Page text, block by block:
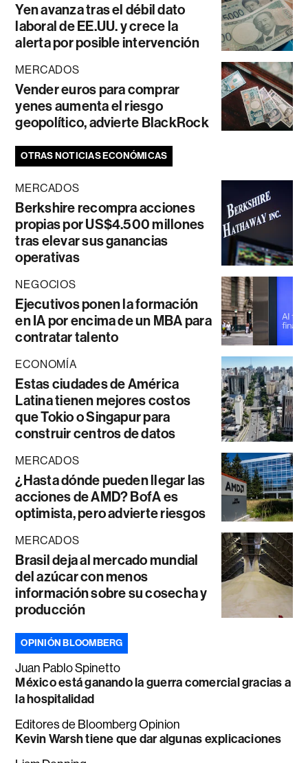
Yen avanza tras el débil dato
laboral de EE.UU. y crece la
alerta por posible intervención
MERCADOS
Vender euros para comprar
yenes aumenta el riesgo
geopolítico, advierte BlackRock
OTRAS NOTICIAS ECONÓMICAS
MERCADOS
Berkshire recompra acciones
propias por US$4.500 millones
tras elevar sus ganancias
operativas
NEGOCIOS
Ejecutivos ponen la formación
en IA por encima de un MBA para
contratar talento
ECONOMÍA
Estas ciudades de América
Latina tienen mejores costos
que Tokio o Singapur para
construir centros de datos
MERCADOS
¿Hasta dónde pueden llegar las
acciones de AMD? BofA es
optimista, pero advierte riesgos
MERCADOS
Brasil deja al mercado mundial
del azúcar con menos
información sobre su cosecha y
producción
OPINIÓN BLOOMBERG
Juan Pablo Spinetto
México está ganando la guerra comercial gracias a
la hospitalidad
Editores de Bloomberg Opinion
Kevin Warsh tiene que dar algunas explicaciones